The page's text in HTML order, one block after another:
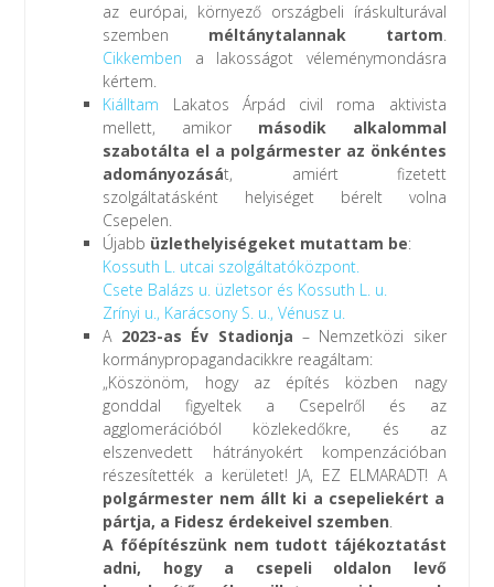
az európai, környező országbeli íráskulturával
szemben méltánytalannak tartom.
Cikkemben a lakosságot véleménymondásra
kértem.
Kiálltam Lakatos Árpád civil roma aktivista
mellett, amikor második alkalommal
szabotálta el a polgármester az önkéntes
adományozását, amiért fizetett
szolgáltatásként helyiséget bérelt volna
Csepelen.
Újabb üzlethelyiségeket mutattam be:
Kossuth L. utcai szolgáltatóközpont.
Csete Balázs u. üzletsor és Kossuth L. u.
Zrínyi u., Karácsony S. u., Vénusz u.
A 2023-as Év Stadionja – Nemzetközi siker
kormánypropagandacikkre reagáltam:
„Köszönöm, hogy az építés közben nagy
gonddal figyeltek a Csepelről és az
agglomerációból közlekedőkre, és az
elszenvedett hátrányokért kompenzációban
részesítették a kerületet! JA, EZ ELMARADT! A
polgármester nem állt ki a csepeliekért a
pártja, a Fidesz érdekeivel szemben.
A főépítészünk nem tudott tájékoztatást
adni, hogy a csepeli oldalon levő